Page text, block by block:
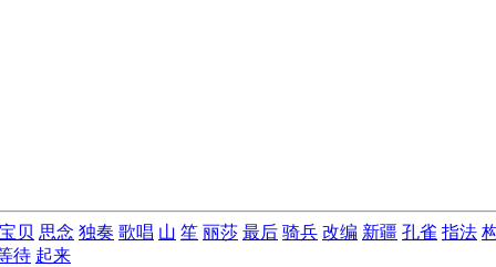
宝贝 思念 独奏 歌唱 山 笙 丽莎 最后 骑兵 改编 新疆 孔雀 指法
待 起来